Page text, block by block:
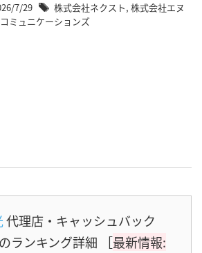
7/29 株式会社ネクスト, 株式会社エヌ
ミュニケーションズ
代理店・キャッシュバック
ランキング詳細 ［最新情報: